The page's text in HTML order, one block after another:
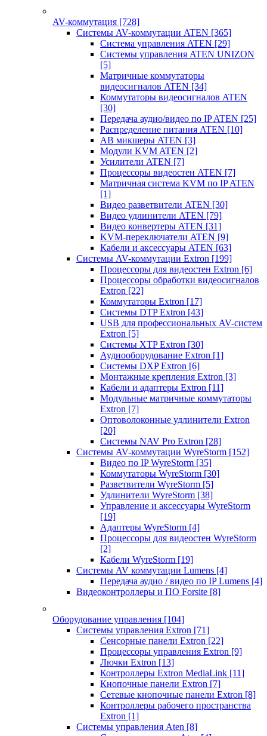
AV-коммутация [728]
Системы AV-коммутации ATEN [365]
Система управления ATEN [29]
Системы управления ATEN UNIZON
[5]
Матричные коммутаторы
видеосигналов ATEN [34]
Коммутаторы видеосигналов ATEN
[30]
Передача аудио/видео по IP ATEN [25]
Распределение питания ATEN [10]
АВ микшеры ATEN [3]
Модули KVM ATEN [2]
Усилители ATEN [7]
Процессоры видеостен ATEN [7]
Матричная система KVM по IP ATEN
[1]
Видео разветвители ATEN [30]
Видео удлинители ATEN [79]
Видео конвертеры ATEN [31]
KVM-переключатели ATEN [9]
Кабели и аксессуары ATEN [63]
Системы AV-коммутации Extron [199]
Процессоры для видеостен Extron [6]
Процессоры обработки видеосигналов
Extron [22]
Коммутаторы Extron [17]
Системы DTP Extron [43]
USB для профессиональных AV-систем
Extron [5]
Системы XTP Extron [30]
Аудиооборудование Extron [1]
Системы DXP Extron [6]
Монтажные крепления Extron [3]
Кабели и адаптеры Extron [11]
Модульные матричные коммутаторы
Extron [7]
Оптоволоконные удлинители Extron
[20]
Системы NAV Pro Extron [28]
Системы AV-коммутации WyreStorm [152]
Видео по IP WyreStorm [35]
Коммутаторы WyreStorm [30]
Разветвители WyreStorm [5]
Удлинители WyreStorm [38]
Управление и аксессуары WyreStorm
[19]
Адаптеры WyreStorm [4]
Процессоры для видеостен WyreStorm
[2]
Кабели WyreStorm [19]
Системы AV коммутации Lumens [4]
Передача аудио / видео по IP Lumens [4]
Видеоконтроллеры и ПО Forsite [8]
Оборудование управления [104]
Системы управления Extron [71]
Сенсорные панели Extron [22]
Процессоры управления Extron [9]
Лючки Extron [13]
Контроллеры Extron MediaLink [11]
Кнопочные панели Extron [7]
Сетевые кнопочные панели Extron [8]
Контроллеры рабочего пространства
Extron [1]
Системы управления Aten [8]